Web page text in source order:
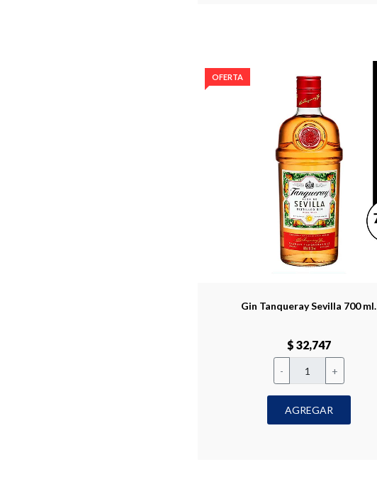
OFERTA
Gin Tanqueray Sevilla 700 ml.
$ 32,747
- +
AGREGAR